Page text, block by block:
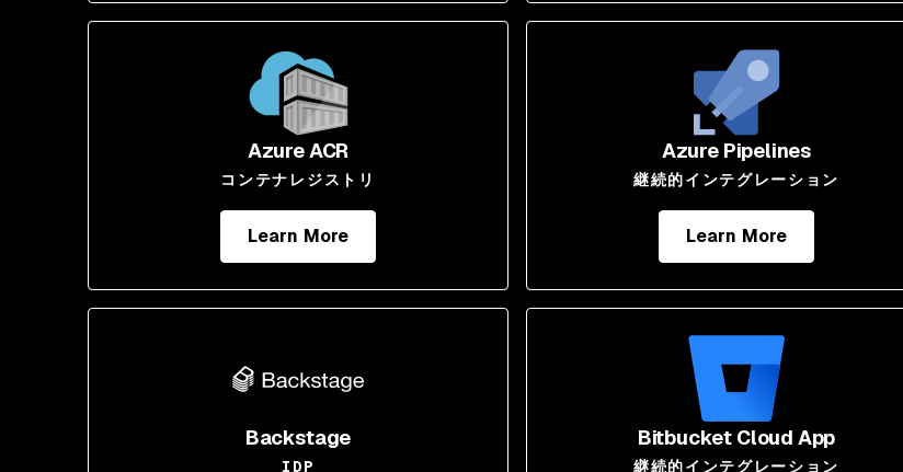
Azure ACR
コンテナレジストリ
Learn More
Azure Pipelines
継続的インテグレーション
Learn More
Backstage
IDP
Bitbucket Cloud App
継続的インテグレーション